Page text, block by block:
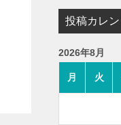
投稿カレ
2026年8月
月 火